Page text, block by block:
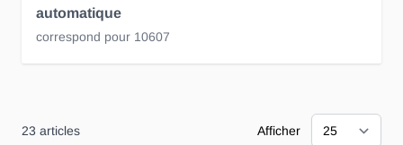
automatique
correspond pour 10607
23 articles Afficher